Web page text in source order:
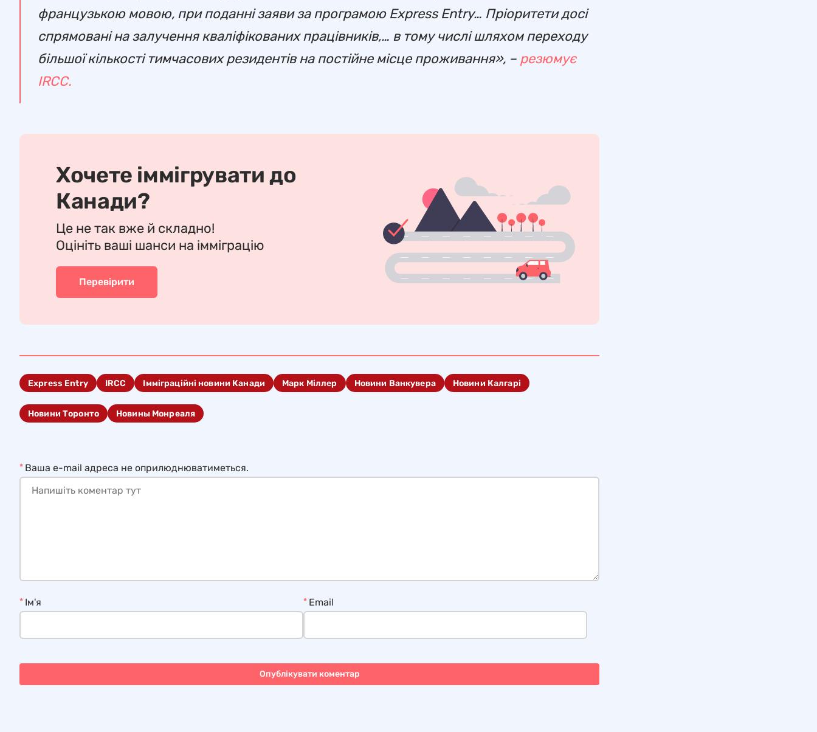
французькою мовою, при поданні заяви за програмою Express Entry… Пріоритети досі
спрямовані на залучення кваліфікованих працівників,… в тому числі шляхом переходу
більшої кількості тимчасових резидентів на постійне місце проживання», – резюмує
IRCC.
Хочете іммігрувати до
Канади?
Це не так вже й складно!
Оцініть ваші шанси на імміграцію
Перевірити
Express Entry IRCC Імміграційні новини Канади Марк Міллер Новини Ванкувера Новини Калгарі
Новини Торонто Новины Монреаля
Ваша e-mail адреса не оприлюднюватиметься.
*
Ім'я
* Email
*